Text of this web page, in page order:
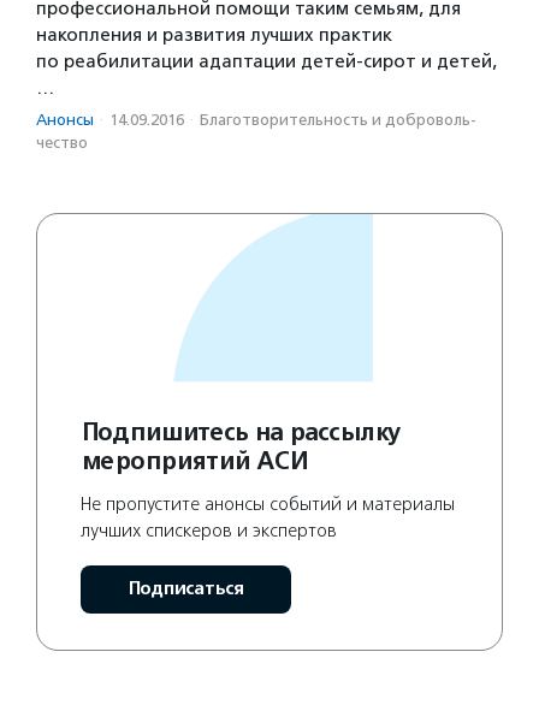
профессиональной помощи таким семьям, для
накопления и развития лучших практик
по реабилитации адаптации детей-сирот и детей,
…
Анонсы · 14.09.2016 · Благотвори­тель­ность и доброволь­
чест­во
Подпишитесь на рассылку
мероприятий АСИ
Не пропустите анонсы событий и материалы
лучших спискеров и экспертов
Подписаться